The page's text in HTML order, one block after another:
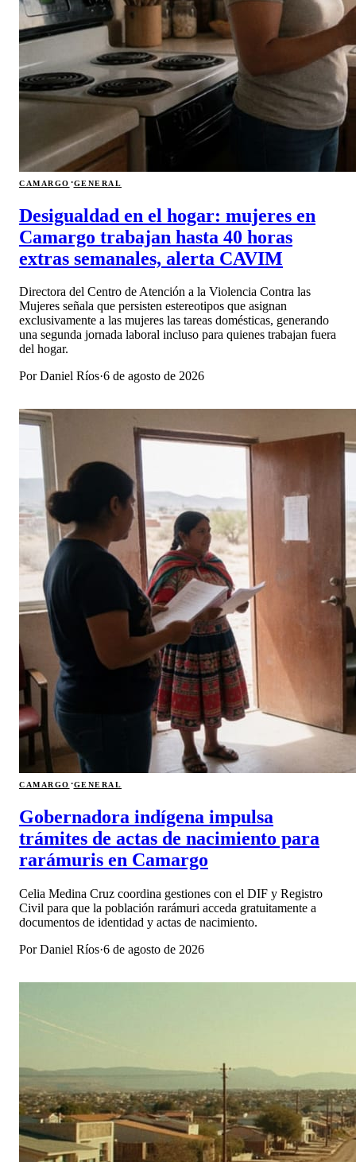
CAMARGO ·GENERAL
Desigualdad en el hogar: mujeres en
Camargo trabajan hasta 40 horas
extras semanales, alerta CAVIM
Directora del Centro de Atención a la Violencia Contra las
Mujeres señala que persisten estereotipos que asignan
exclusivamente a las mujeres las tareas domésticas, generando
una segunda jornada laboral incluso para quienes trabajan fuera
del hogar.
PorDaniel Ríos·6 de agosto de 2026
CAMARGO ·GENERAL
Gobernadora indígena impulsa
trámites de actas de nacimiento para
rarámuris en Camargo
Celia Medina Cruz coordina gestiones con el DIF y Registro
Civil para que la población rarámuri acceda gratuitamente a
documentos de identidad y actas de nacimiento.
PorDaniel Ríos·6 de agosto de 2026